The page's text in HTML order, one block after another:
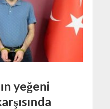
yeğeni